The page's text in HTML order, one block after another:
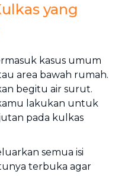
yang
kasus umum
area bawah rumah.
begitu air surut.
lakukan untuk
pada kulkas
semua isi
terbuka agar